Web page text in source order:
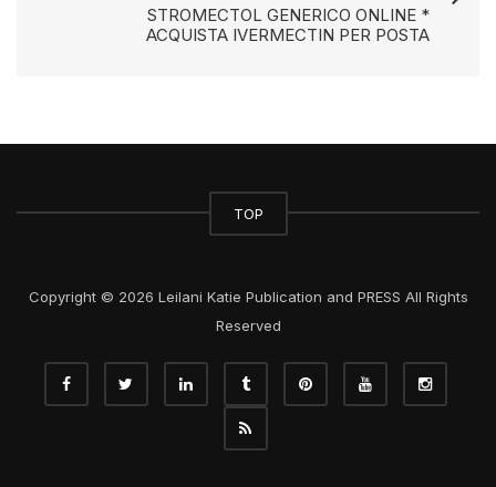
STROMECTOL GENERICO ONLINE *
ACQUISTA IVERMECTIN PER POSTA
TOP
Copyright © 2026 Leilani Katie Publication and PRESS All Rights
Reserved